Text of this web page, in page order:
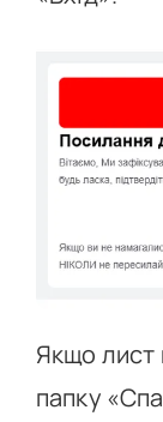
Якщо лист
папку